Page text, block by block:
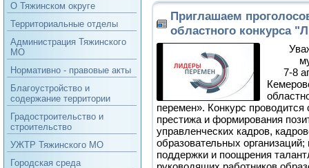
О Тяжинском округе
Территориальные отделы
Администрация Тяжинского
МО
Нормативно - правовые акты
Благоустройство и
содержание территории
Градостроительство и
строительство
УЖТР Тяжинского МО
Городская среда
Приглашаем
областного конкурса
7-8
перемен». Конкурс
престижа и формирования
управленческих кадров,
образовательных
поддержки и поощрения